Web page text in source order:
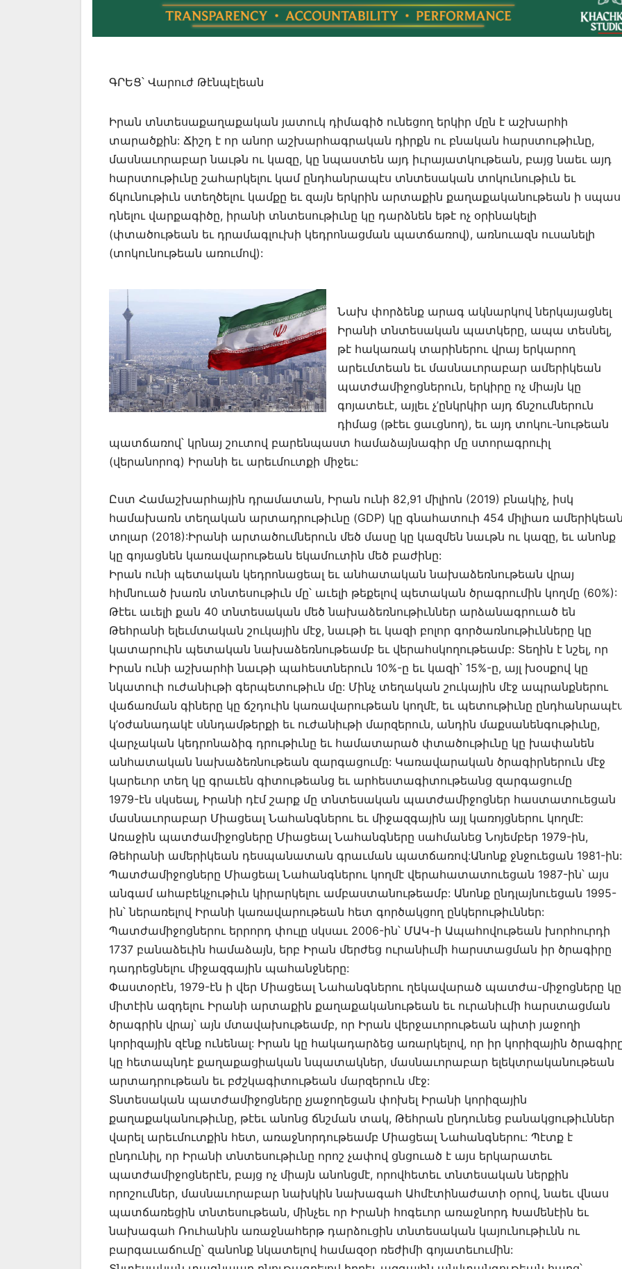
ԳՐԵՑ՝ Վարուժ Թէնպէլեան
Իրան տնտեսաքաղաքական յատուկ դիմագիծ ունեցող երկիր մըն է աշխարհի
տարածքին: Ճիշդ է որ անոր աշխարհագրական դիրքն ու բնական հարստութիւնը,
մասնաւորաբար նաւթն ու կազը, կը նպաստեն այդ իւրայատկութեան, բայց նաեւ այդ
հարստութիւնը շահարկելու կամ ընդհանրապէս տնտեսական տոկունութիւն եւ
ճկունութիւն ստեղծելու կամքը եւ զայն երկրին արտաքին քաղաքականութեան ի սպաս
դնելու վարքագիծը, իրանի տնտեսութիւնը կը դարձնեն եթէ ոչ օրինակելի
(փտածութեան եւ դրամագլուխի կեդրոնացման պատճառով), առնուազն ուսանելի
(տոկունութեան առումով):
Նախ փորձենք արագ ակնարկով ներկայացնել
Իրանի տնտեսական պատկերը, ապա տեսնել,
թէ հակառակ տարիներու վրայ երկարող
արեւմտեան եւ մասնաւորաբար ամերիկեան
պատժամիջոցներուն, երկիրը ոչ միայն կը
գոյատեւէ, այլեւ չ’ընկրկիր այդ ճնշումներուն
դիմաց (թէեւ ցաւցնող), եւ այդ տոկու-նութեան
պատճառով՝ կրնայ շուտով բարենպաստ համաձայնագիր մը ստորագրուիլ
(վերանորոգ) Իրանի եւ արեւմուտքի միջեւ:
Ըստ Համաշխարհային դրամատան, Իրան ունի 82,91 միլիոն (2019) բնակիչ, իսկ
համախառն տեղական արտադրութիւնը (GDP) կը գնահատուի 454 միլիառ
տոլար (2018):Իրանի արտածումներուն մեծ մասը կը կազմեն նաւթն ու կազը, եւ անոնք
կը գոյացնեն կառավարութեան եկամուտին մեծ բաժինը:
Իրան ունի պետական կեդրոնացեալ եւ անհատական նախաձեռնութեան վրայ
հիմնուած խառն տնտեսութիւն մը՝ աւելի թեքելով պետական ծրագրումին կողմը (60%):
Թէեւ աւելի քան 40 տնտեսական մեծ նախաձեռնութիւններ արձանագրուած են
Թեհրանի ելեւմտական շուկային մէջ, նաւթի եւ կազի բոլոր գործառնութիւնները կը
կատարուին պետական նախաձեռնութեամբ եւ վերահսկողութեամբ: Տեղին է նշել, որ
Իրան ունի աշխարհի նաւթի պահեստներուն 10%-ը եւ կազի՝ 15%-ը, այլ խօսքով կը
նկատուի ուժանիւթի գերպետութիւն մը: Մինչ տեղական շուկային մէջ ապրանքներու
վաճառման գիները կը ճշդուին կառավարութեան կողմէ, եւ պետութիւնը
կ’օժանադակէ սննդամթերքի եւ ուժանիւթի մարզերուն, անդին մաքսանենգութիւնը,
վարչական կեդրոնաձիգ դրութիւնը եւ համատարած փտածութիւնը կը խափանեն
անհատական նախաձեռնութեան զարգացումը: Կառավարական ծրագիրներուն մէջ
կարեւոր տեղ կը գրաւեն գիտութեանց եւ արհեստագիտութեանց զարգացումը
1979-էն սկսեալ, Իրանի դէմ շարք մը տնտեսական պատժամիջոցներ հաստատուեցան
մասնաւորաբար Միացեալ Նահանգներու եւ միջազգային այլ կառոյցներու կողմէ:
Առաջին պատժամիջոցները Միացեալ Նահանգները սահմանեց Նոյեմբեր 1979-ին,
Թեհրանի ամերիկեան դեսպանատան գրաւման պատճառով:Անոնք ջնջուեցան 1981-ին:
Պատժամիջոցները Միացեալ Նահանգներու կողմէ վերահատատուեցան 1987-ին՝ այս
անգամ ահաբեկչութիւն կիրարկելու ամբաստանութեամբ: Անոնք ընդլայնուեցան 1995-
ին՝ ներառելով Իրանի կառավարութեան հետ գործակցող ընկերութիւններ:
Պատժամիջոցներու երրորդ փուլը սկսաւ 2006-ին՝ ՄԱԿ-ի Ապահովութեան խորհուրդի
1737 բանաձեւին համաձայն, երբ Իրան մերժեց ուրանիւմի հարստացման իր ծրագիրը
դադրեցնելու միջազգային պահանջները:
Փաստօրէն, 1979-էն ի վեր Միացեալ Նահանգներու ղեկավարած պատժա-միջոցները կը
միտէին ազդելու Իրանի արտաքին քաղաքականութեան եւ ուրանիւմի հարստացման
ծրագրին վրայ՝ այն մտավախութեամբ, որ Իրան վերջաւորութեան պիտի յաջողի
կորիզային զէնք ունենալ: Իրան կը հակադարձեց առարկելով, որ իր կորիզային
կը հետապնդէ քաղաքացիական նպատակներ, մասնաւորաբար ելեկտրականութեան
արտադրութեան եւ բժշկագիտութեան մարզերուն մէջ:
Տնտեսական պատժամիջոցները չյաջողեցան փոխել Իրանի կորիզային
քաղաքականութիւնը, թէեւ անոնց ճնշման տակ, Թեհրան ընդունեց բանակցութիւններ
վարել արեւմուտքին հետ, առաջնորդութեամբ Միացեալ Նահանգներու: Պէտք է
ընդունիլ, որ Իրանի տնտեսութիւնը որոշ չափով ցնցուած է այս երկարատեւ
պատժամիջոցներէն, բայց ոչ միայն անոնցմէ, որովհետեւ տնտեսական ներքին
որոշումներ, մասնաւորաբար նախկին նախագահ Ահմէտինաժատի օրով, նաեւ վնաս
պատճառեցին տնտեսութեան, մինչեւ որ Իրանի հոգեւոր առաջնորդ Խամենէին եւ
նախագահ Ռուհանին առաջնահերթ դարձուցին տնտեսական կայունութիւնն ու
բարգաւաճումը՝ զանոնք նկատելով համազօր ռեժիմի գոյատեւումին: